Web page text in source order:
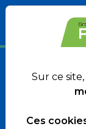
Sur ce
Ces